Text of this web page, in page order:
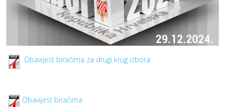
Obavijest biračima za drugi krug izbora
Obavijest biračima